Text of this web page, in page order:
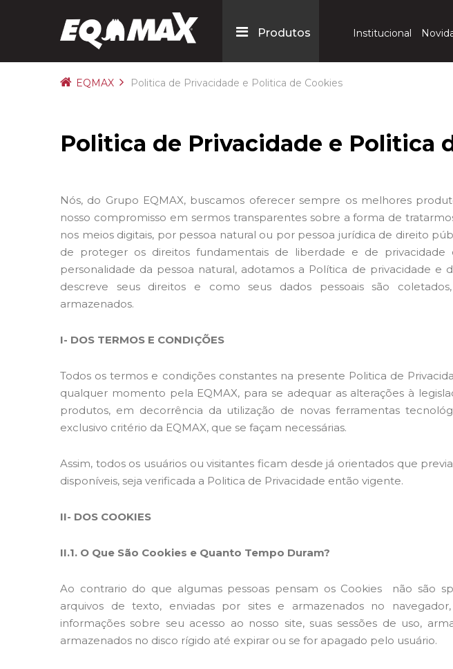
Produtos Institucional
EQMAX Politica de Privacidade e Politica de Cookies
Politica de Privacidade e Politica
Nós, do Grupo EQMAX, buscamos oferecer sempre os melhores
nosso compromisso em sermos transparentes sobre a forma de
nos meios digitais, por pessoa natural ou por pessoa jurídica de direito
de proteger os direitos fundamentais de liberdade e de privacidade
personalidade da pessoa natural, adotamos a Política de privacidade e
descreve seus direitos e como seus dados pessoais são
armazenados.
I- DOS TERMOS E CONDIÇÕES
Todos os termos e condições constantes na presente Politica de
qualquer momento pela EQMAX, para se adequar as alterações à
produtos, em decorrência da utilização de novas ferramentas
exclusivo critério da EQMAX, que se façam necessárias.
Assim, todos os usuários ou visitantes ficam desde já orientados que
disponíveis, seja verificada a Politica de Privacidade então vigente.
II- DOS COOKIES
II.1. O Que São Cookies e Quanto Tempo Duram?
Ao contrario do que algumas pessoas pensam os Cookies não são
arquivos de texto, enviadas por sites e armazenados no
informações sobre seu acesso ao nosso site, suas sessões de uso,
armazenados no disco rígido até expirar ou se for apagado pelo usuário.